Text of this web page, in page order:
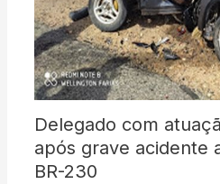
Delegado com
após grave acidente
BR-230